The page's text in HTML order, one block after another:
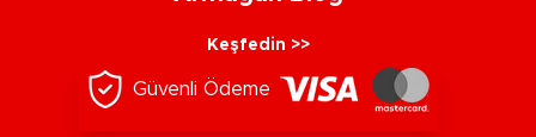
Keşfedin >>
Güvenli Ödeme